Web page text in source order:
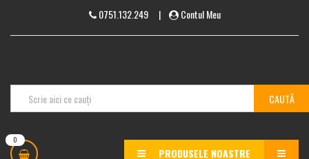
0751.132.249| Contul Meu
0
PRODUSELE NOASTRE MENU